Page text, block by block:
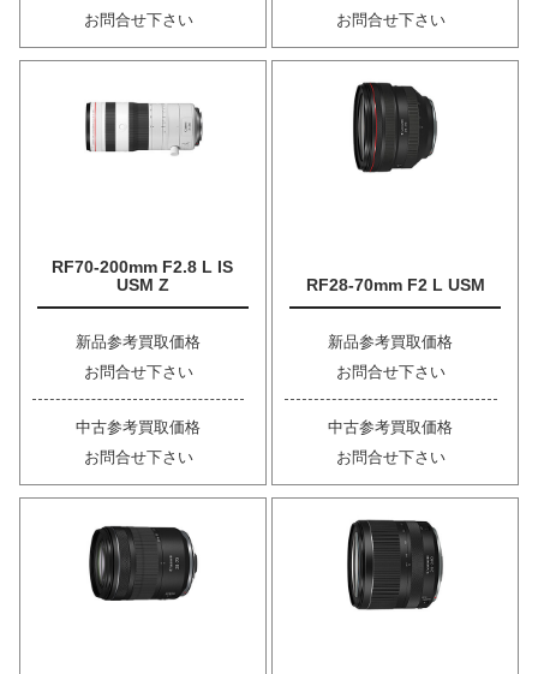
お問合せ下さい
お問合せ下さい
RF70-200mm F2.8 L IS
USM Z
新品参考買取価格
お問合せ下さい
中古参考買取価格
お問合せ下さい
RF28-70mm F2 L USM
新品参考買取価格
お問合せ下さい
中古参考買取価格
お問合せ下さい